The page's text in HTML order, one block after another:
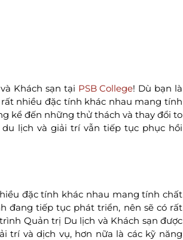
Khách sạn tại PSB College! Dù bạn là
nhiều đặc tính khác nhau mang tính
kể đến những thử thách và thay đổi to
lịch và giải trí vẫn tiếp tục phục hồi
đặc tính khác nhau mang tính chất
đang tiếp tục phát triển, nên sẽ có rất
Quản trị Du lịch và Khách sạn được
trí và dịch vụ, hơn nữa là các kỹ năng